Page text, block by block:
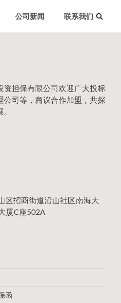
公司新闻 联系我们
资担保有限公司欢迎广大投标
公司等，商议合作加盟，共探
区招商街道沿山社区南海大
厦C座502A
函